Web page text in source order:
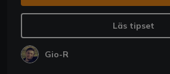
Läs tipset
Gio-R